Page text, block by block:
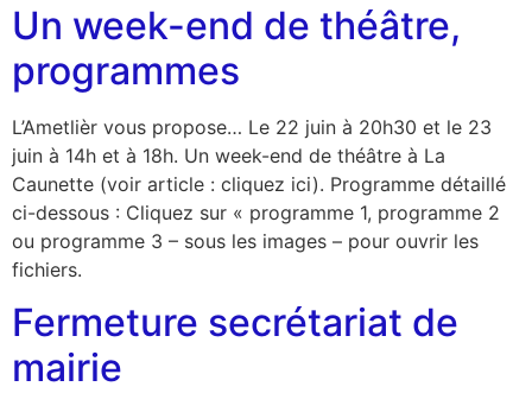
Un week-end de théâtre,
programmes
L’Ametlièr vous propose… Le 22 juin à 20h30 et le 23
juin à 14h et à 18h. Un week-end de théâtre à La
Caunette (voir article : cliquez ici). Programme détaillé
ci-dessous : Cliquez sur « programme 1, programme 2
ou programme 3 – sous les images – pour ouvrir les
fichiers.
Fermeture secrétariat de
mairie